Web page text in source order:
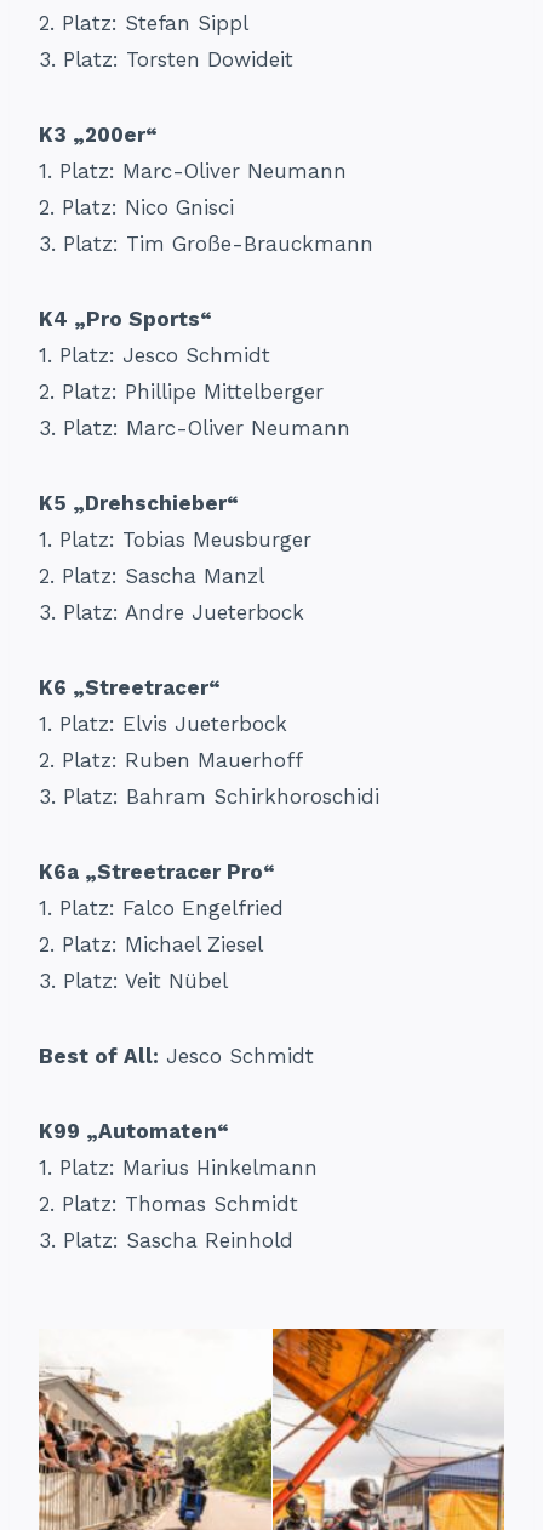
2. Platz: Stefan Sippl
3. Platz: Torsten Dowideit
K3 „200er“
1. Platz: Marc-Oliver Neumann
2. Platz: Nico Gnisci
3. Platz: Tim Große-Brauckmann
K4 „Pro Sports“
1. Platz: Jesco Schmidt
2. Platz: Phillipe Mittelberger
3. Platz: Marc-Oliver Neumann
K5 „Drehschieber“
1. Platz: Tobias Meusburger
2. Platz: Sascha Manzl
3. Platz: Andre Jueterbock
K6 „Streetracer“
1. Platz: Elvis Jueterbock
2. Platz: Ruben Mauerhoff
3. Platz: Bahram Schirkhoroschidi
K6a „Streetracer Pro“
1. Platz: Falco Engelfried
2. Platz: Michael Ziesel
3. Platz: Veit Nübel
Best of All: Jesco Schmidt
K99 „Automaten“
1. Platz: Marius Hinkelmann
2. Platz: Thomas Schmidt
3. Platz: Sascha Reinhold